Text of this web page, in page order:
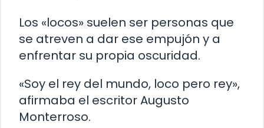
Los «locos» suelen ser personas que
se atreven a dar ese empujón y a
enfrentar su propia oscuridad.
«Soy el rey del mundo, loco pero rey»,
afirmaba el escritor Augusto
Monterroso.